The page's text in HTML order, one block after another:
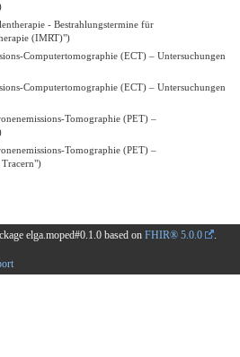
- Bestrahlungstermine für
(IMRT)")
Computertomographie (ECT) – Untersuchungen
Computertomographie (ECT) – Untersuchungen
Tomographie (PET) –
Tomographie (PET) –
Tracern")
elga.moped#0.1.0 based on FHIR® 5.0.0
.